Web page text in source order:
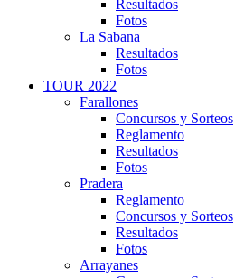
Resultados
Fotos
La Sabana
Resultados
Fotos
TOUR 2022
Farallones
Concursos y Sorteos
Reglamento
Resultados
Fotos
Pradera
Reglamento
Concursos y Sorteos
Resultados
Fotos
Arrayanes